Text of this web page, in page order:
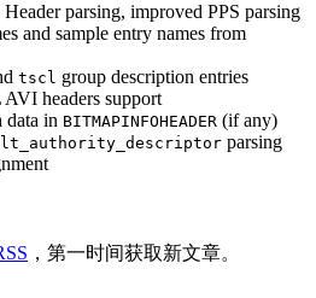
parsing, improved PPS parsing
and sample entry names from
tscl group description entries
headers support
in BITMAPINFOHEADER (if any)
parsing
，第一时间获取新文章。